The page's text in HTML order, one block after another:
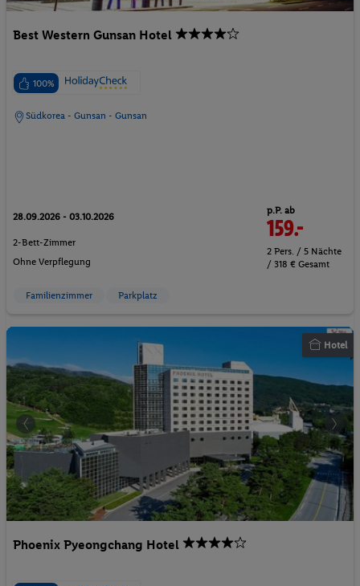
Best Western Gunsan Hotel
100%
Südkorea - Gunsan - Gunsan
28.09.2026 - 03.10.2026
2-Bett-Zimmer
Ohne Verpflegung
p.P. ab
159.-
2 Pers. / 5 Nächte
/ 318 € Gesamt
Familienzimmer Parkplatz
Hotel
Phoenix Pyeongchang Hotel